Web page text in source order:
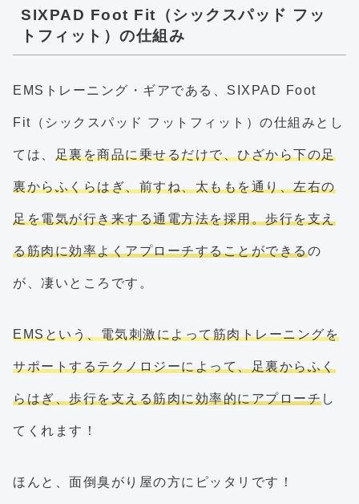
SIXPAD Foot Fit（シックスパッド フッ
トフィット）の仕組み
EMSトレーニング・ギアである、SIXPAD Foot
Fit（シックスパッド フットフィット）の仕組みとし
ては、 足裏を商品に乗せるだけで、ひざから下の足
裏からふくらはぎ、前すね、太ももを通り、左右の
足を電気が行き来する通電方法を採用。歩行を支え
る筋肉に効率よくアプローチすることができるの
が、凄いところです。
EMSという、電気刺激によって筋肉トレーニングを
サポートするテクノロジーによって、足裏からふく
らはぎ、歩行を支える筋肉に効率的にアプローチし
てくれます！
ほんと、面倒臭がり屋の方にピッタリです！